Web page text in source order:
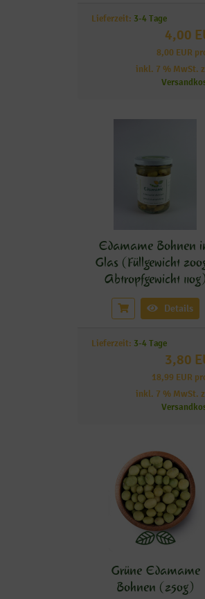
Lieferzeit: 3-4 Tage
4,00
8,00 EUR
inkl. 7 % MwSt.
Edamame Bohnen
Glas (Füllgewicht
Abtropfgewicht 110g)
Details
Lieferzeit: 3-4 Tage
3,80
18,99 EUR
inkl. 7 % MwSt.
Grüne Edamame
Bohnen (250g)